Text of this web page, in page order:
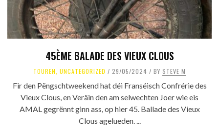
45ÈME BALADE DES VIEUX CLOUS
TOUREN UNCATEGORIZED 29/05/2024 BY STEVE M
Fir den Pëngschtweekend hat déi Franséisch Confrérie des
Vieux Clous, en Veräin den am selwechten Joer wie eis
AMAL gegrënnt ginn ass, op hier 45. Ballade des Vieux
Clous agelueden. ...